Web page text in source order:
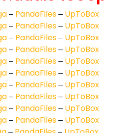
– PandaFiles– UpToBox
– PandaFiles– UpToBox
– PandaFiles– UpToBox
– PandaFiles– UpToBox
– PandaFiles– UpToBox
– PandaFiles– UpToBox
– PandaFiles– UpToBox
– PandaFiles– UpToBox
– PandaFiles– UpToBox
– PandaFiles– UpToBox